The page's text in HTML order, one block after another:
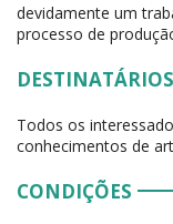
devidamente um
processo de
DESTINATÁRIOS
Todos os
conhecimentos de
CONDIÇÕES